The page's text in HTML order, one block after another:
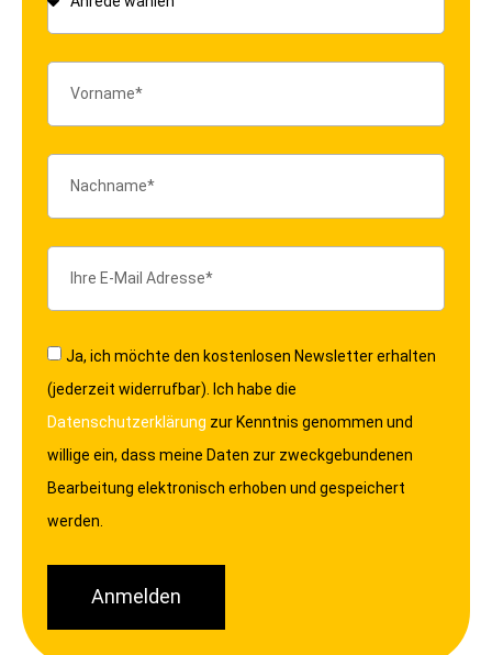
Ja, ich möchte den kostenlosen Newsletter erhalten
(jederzeit widerrufbar). Ich habe die
Datenschutzerklärung zur Kenntnis genommen und
willige ein, dass meine Daten zur zweckgebundenen
Bearbeitung elektronisch erhoben und gespeichert
werden.
Anmelden